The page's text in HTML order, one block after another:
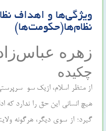
ویژگی‌ها و اهداف
نظام‌ها(حکومت‌ها)
زهره
چکیده
از منظر اسلام، ازیک سو
هيچ انساني اين حق را ندارد كه
گيرد؛ از سوى ديگر، هرگونه